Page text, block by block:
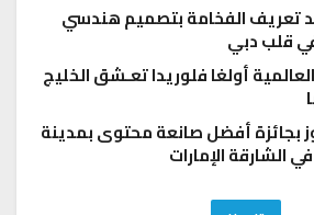
تعريف الفخامة بتصميم هندسي
قلب دبي
أولغا فلوريدا تعـشق الخليج
بجائزة أفضل صانعة محتوى بمدينة
الشارقة الإمارات